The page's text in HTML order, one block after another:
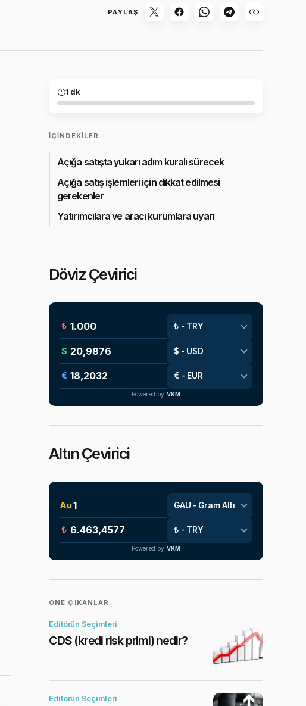
PAYLAŞ
1 dk
İÇINDEKILER
Açığa satışta yukarı adım kuralı sürecek
Açığa satış işlemleri için dikkat edilmesi
gerekenler
Yatırımcılara ve aracı kurumlara uyarı
Döviz Çevirici
₺
$
€
Powered by VKM
Altın Çevirici
Au
₺
Powered by VKM
ÖNE ÇIKANLAR
Editörün Seçimleri
CDS (kredi risk primi) nedir?
Editörün Seçimleri